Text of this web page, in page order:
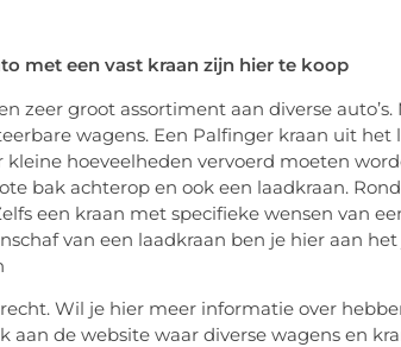
met een vast kraan zijn hier te koop
zeer groot assortiment aan diverse
wagens. Een Palfinger kraan uit het
hoeveelheden vervoerd moeten
bak achterop en ook een laadkraan.
een kraan met specifieke wensen van
van een laadkraan ben je hier aan
Wil je hier meer informatie over
aan de website waar diverse wagens en